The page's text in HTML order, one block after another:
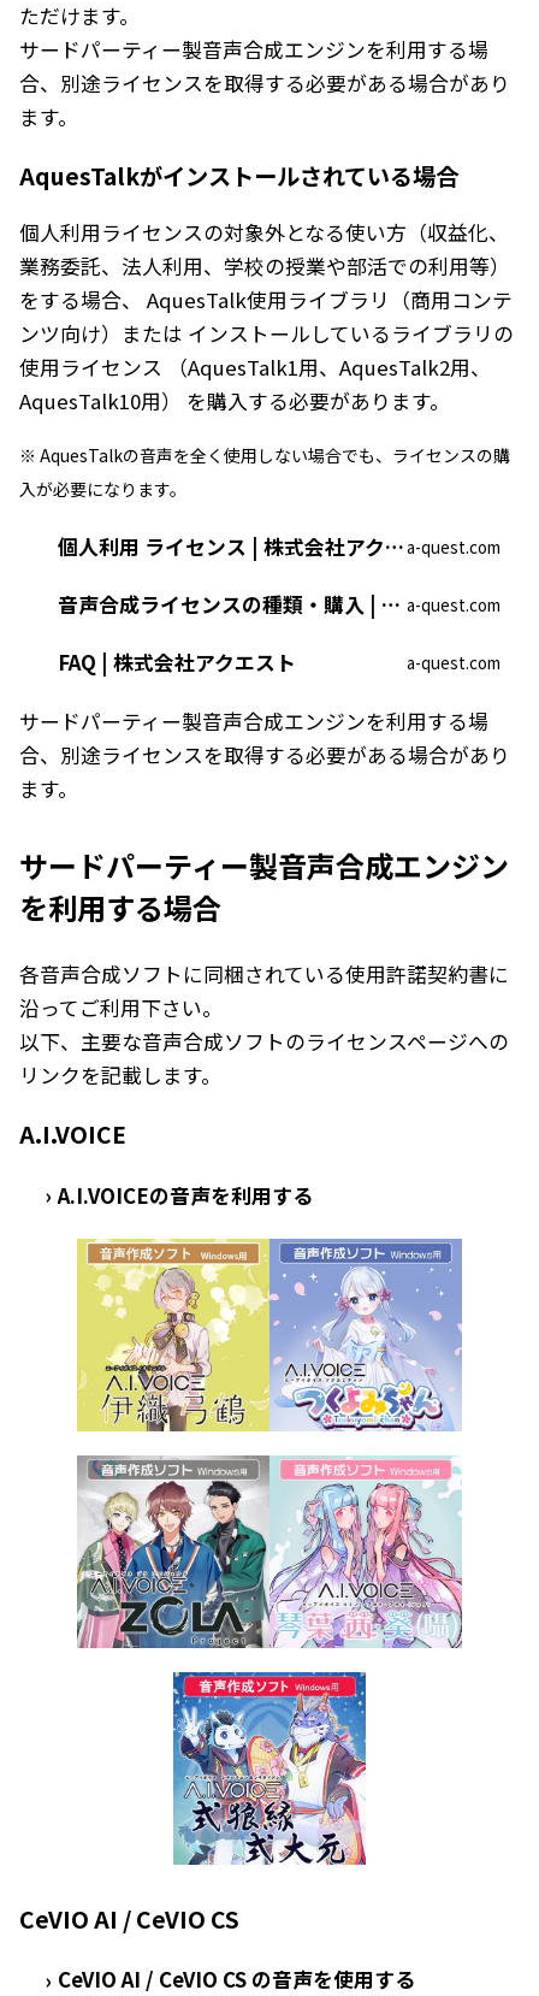
ただけます。
サードパーティー製音声合成エンジンを利用する場
合、別途ライセンスを取得する必要がある場合があり
ます。
AquesTalkがインストールされている場合
個人利用ライセンスの対象外となる使い方（収益化、
業務委託、法人利用、学校の授業や部活での利用等）
をする場合、 AquesTalk使用ライブラリ（商用コンテ
ンツ向け）
または インストールしているライブラリの
使用ライセンス （AquesTalk1用、 AquesTalk2用、
AquesTalk10用） を購入する必要があります。
※ AquesTalkの音声を全く使用しない場合でも、ライセンスの購
入が必要になります。
個人利用 ライセンス | 株式会社アクエストa-quest.com
音声合成ライセンスの種類・購入 | 株式会社アクエスト a-quest.com
FAQ | 株式会社アクエスト a-quest.com
サードパーティー製音声合成エンジンを利用する場
合、別途ライセンスを取得する必要がある場合があり
ます。
サードパーティー製音声合成エンジン
を利用する場合
各音声合成ソフトに同梱されている使用許諾契約書に
沿ってご利用下さい。
以下、主要な音声合成ソフトのライセンスページへの
リンクを記載します。
A.I.VOICE
› A.I.VOICEの音声を利用する
CeVIO AI / CeVIO CS
› CeVIO AI / CeVIO CS の音声を使用する